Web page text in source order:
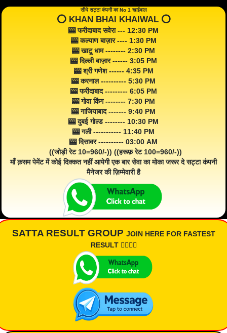
सीधे सट्टा कंपनी का No 1 खाईवाल
⭕️ KHAN BHAI KHAIWAL ⭕️
🎰 फरीदाबाद सवेरा --- 12:30 PM
🎰 कल्याण बाज़ार ---- 1:30 PM
🎰 खाटू धाम -------- 2:30 PM
🎰 दिल्ली बाज़ार ------ 3:05 PM
🎰 श्री गणेश ------ 4:35 PM
🎰 करनाल ---------- 5:30 PM
🎰 फरीदाबाद --------- 6:05 PM
🎰 गोवा किंग -------- 7:30 PM
🎰 गाजियाबाद ------- 9:40 PM
🎰 दुबई गोल्ड -------- 10:30 PM
🎰 गली ----------- 11:40 PM
🎰 दिसावर ---------- 03:00 AM
((जोड़ी रेट 10=960/-)) ((हरूफ़ रेट 100=960/-))
माँ क़सम पेमेंट में कोई दिक्कत नहीं आयेगी एक बार सेवा का मोका जरूर दे सट्टा कंपनी
मैनेजर की ज़िम्मेवारी है
SATTA RESULT GROUP JOIN HERE FOR FASTEST
RESULT 👇🏾👇🏾